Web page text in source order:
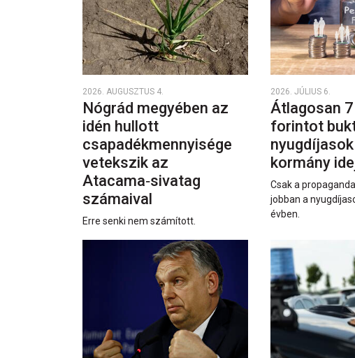
2026. AUGUSZTUS 4.
Nógrád megyében az
idén hullott
csapadékmennyisége
vetekszik az
Atacama‑sivatag
számaival
Erre senki nem számított.
2026. JÚLIUS 6.
Átlagosan
forintot
kormány
Csak a
jobban a
évben.